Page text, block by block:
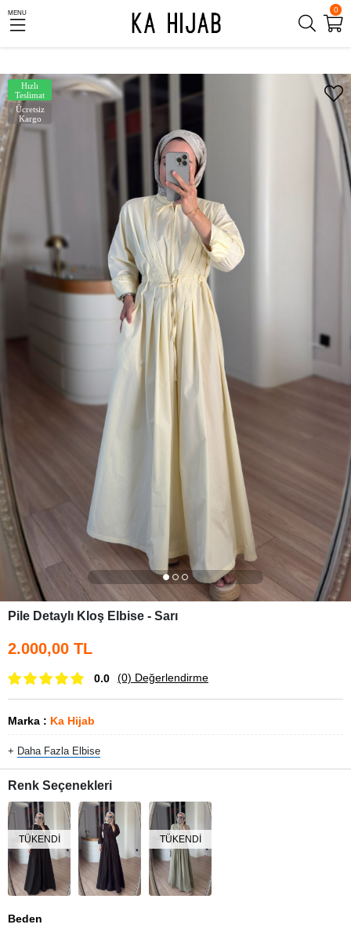
0
MENU
Ücretsiz
Kargo
Hızlı
Teslimat
Pile Detaylı Kloş Elbise - Sarı
2.000,00 TL
0.0 (0) Değerlendirme
Marka : Ka Hijab
+ Daha Fazla Elbise
Renk Seçenekleri
TÜKENDI TÜKENDI
Beden